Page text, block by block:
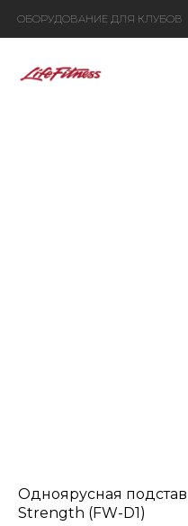
Одноярусная
Strength (FW-D1)